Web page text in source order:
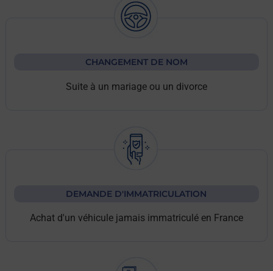
CHANGEMENT DE NOM
Suite à un mariage ou un divorce
DEMANDE D'IMMATRICULATION
Achat d'un véhicule jamais immatriculé en France